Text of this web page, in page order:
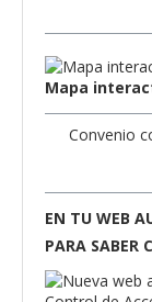
Mapa
Convenio
EN TU WEB
PARA SABER